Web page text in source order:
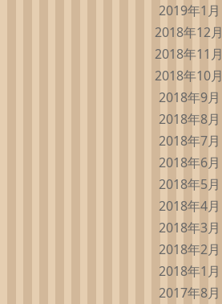
2019年1月
2018年12月
2018年11月
2018年10月
2018年9月
2018年8月
2018年7月
2018年6月
2018年5月
2018年4月
2018年3月
2018年2月
2018年1月
2017年8月